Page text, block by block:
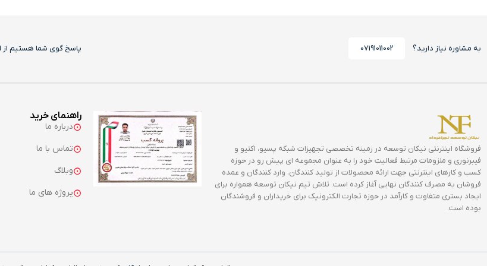
به مشاوره نیاز دارید؟ 07191011002 پاسخ گوی شما هستیم از 9 صبح تا 18 عصر بجز روزهای تعطیل
فروشگاه اینترنتی نیکان توسعه در زمینه تخصصی تجهیزات شبکه پسیو، اکتیو و
فیبرنوری و ملزومات مرتبط فعالیت خود را به عنوان مجموعه ای پیش رو در حوزه
کسب و کارهای اینترنتی جهت ارائه محصولات از تولید کنندگان، وارد کنندگان و عمده
فروشان به مصرف کنندگان نهایی آغاز کرده است. تلاش تیم نیکان توسعه همواره برای
ایجاد بستری متفاوت و کارآمد در حوزه تجارت الکترونیک برای خریداران و فروشندگان
بوده است.
راهنمای خرید
درباره ما
تماس با ما
وبلاگ
پروژه های ما